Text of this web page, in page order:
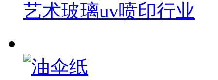
艺术玻璃uv喷印行业